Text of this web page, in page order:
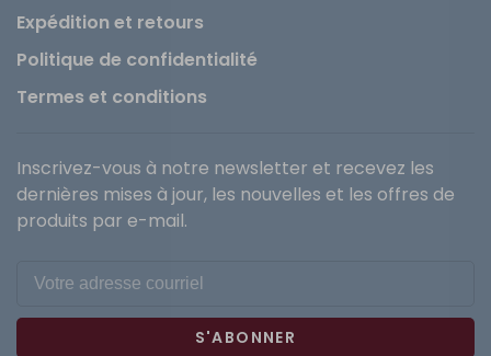
Expédition et retours
Politique de confidentialité
Termes et conditions
Inscrivez-vous à notre newsletter et recevez les
dernières mises à jour, les nouvelles et les offres de
produits par e-mail.
S'ABONNER